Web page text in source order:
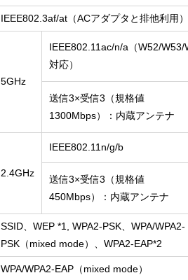
IEEE802.3af/at（ACアダプタと排他利用）
5GHz
IEEE802.11ac/n/a（W52/W53/
対応）
送信3×受信3（規格値
1300Mbps）：内蔵アンテナ
2.4GHz
IEEE802.11n/g/b
送信3×受信3（規格値
450Mbps）：内蔵アンテナ
SSID、WEP *1, WPA2-PSK、WPA/WPA2-
PSK（mixed mode）、WPA2-EAP*2
WPA/WPA2-EAP（mixed mode）